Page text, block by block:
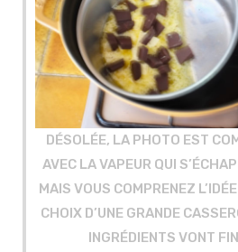
DÉSOLÉE, LA PHOTO EST
AVEC LA VAPEUR QUI
MAIS VOUS COMPRENEZ
CHOIX D’UNE GRANDE
INGRÉDIENTS VONT